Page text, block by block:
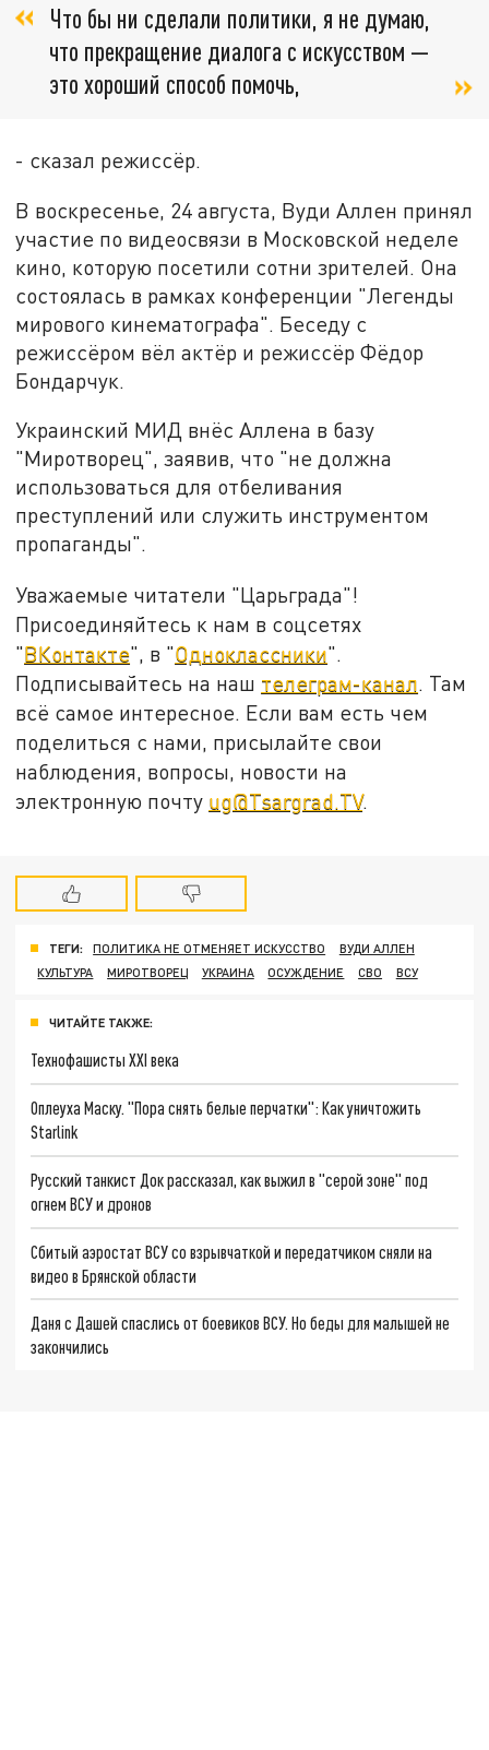
Что бы ни сделали политики, я не думаю,
что прекращение диалога с искусством —
это хороший способ помочь,
- сказал режиссёр.
В воскресенье, 24 августа, Вуди Аллен принял
участие по видеосвязи в Московской неделе
кино, которую посетили сотни зрителей. Она
состоялась в рамках конференции "Легенды
мирового кинематографа". Беседу с
режиссёром вёл актёр и режиссёр Фёдор
Бондарчук.
Украинский МИД внёс Аллена в базу
"Миротворец", заявив, что "не должна
использоваться для отбеливания
преступлений или служить инструментом
пропаганды".
Уважаемые читатели "Царьграда"!
Присоединяйтесь к нам в соцсетях
"ВКонтакте", в "Одноклассники".
Подписывайтесь на наш телеграм-канал. Там
всё самое интересное. Если вам есть чем
поделиться с нами, присылайте свои
наблюдения, вопросы, новости на
электронную почту ug@Tsargrad.TV.
ТЕГИ: ПОЛИТИКА НЕ ОТМЕНЯЕТ ИСКУССТВО
ВУДИ АЛЛЕН
КУЛЬТУРА
МИРОТВОРЕЦ УКРАИНА ОСУЖДЕНИЕ СВО ВСУ
ЧИТАЙТЕ ТАКЖЕ:
Технофашисты XXI века
Оплеуха Маску. "Пора снять белые перчатки": Как уничтожить
Starlink
Русский танкист Док рассказал, как выжил в "серой зоне" под
огнем ВСУ и дронов
Сбитый аэростат ВСУ со взрывчаткой и передатчиком сняли на
видео в Брянской области
Даня с Дашей спаслись от боевиков ВСУ. Но беды для малышей не
закончились